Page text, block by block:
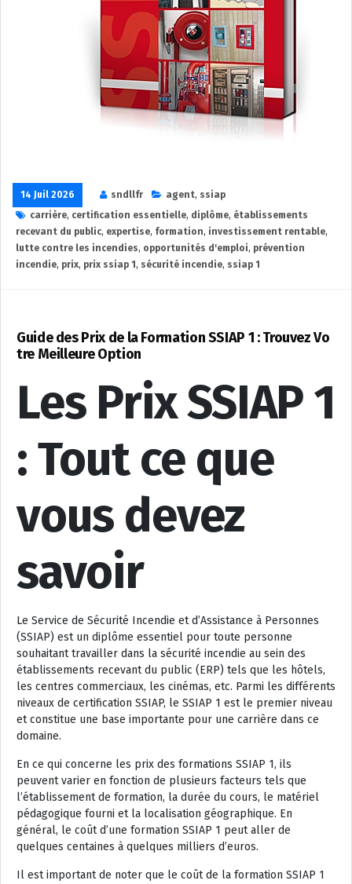
14 Juil 2026 sndllfr agent, ssiap
carrière, certification essentielle, diplôme, établissements
recevant du public, expertise, formation, investissement rentable,
lutte contre les incendies, opportunités d'emploi, prévention
incendie, prix, prix ssiap 1 , sécurité incendie, ssiap 1
Guide des Prix de la Formation SSIAP 1 : Trouvez Vo
tre Meilleure Option
Les Prix SSIAP 1
: Tout ce que
vous devez
savoir
Le Service de Sécurité Incendie et d’Assistance à Personnes
(SSIAP) est un diplôme essentiel pour toute personne
souhaitant travailler dans la sécurité incendie au sein des
établissements recevant du public (ERP) tels que les hôtels,
les centres commerciaux, les cinémas, etc. Parmi les différents
niveaux de certification SSIAP, le SSIAP 1 est le premier niveau
et constitue une base importante pour une carrière dans ce
domaine.
En ce qui concerne les prix des formations SSIAP 1, ils
peuvent varier en fonction de plusieurs facteurs tels que
l’établissement de formation, la durée du cours, le matériel
pédagogique fourni et la localisation géographique. En
général, le coût d’une formation SSIAP 1 peut aller de
quelques centaines à quelques milliers d’euros.
Il est important de noter que le coût de la formation SSIAP 1